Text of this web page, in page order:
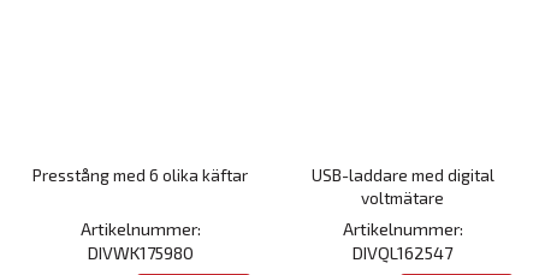
Presstång med 6 olika käftar
Artikelnummer:
DIVWK175980
USB-laddare med digital
voltmätare
Artikelnummer:
DIVQL162547